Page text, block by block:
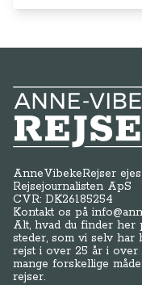
Anne-Vibeke Rejser
AnneVibekeRejser
Rejsejournalisten ApS
CVR: DK26185254
Kontakt os på
Alt, hvad du finder her
steder, som vi selv har
rejst i over 25 år i over
mange forskellige
rejser.